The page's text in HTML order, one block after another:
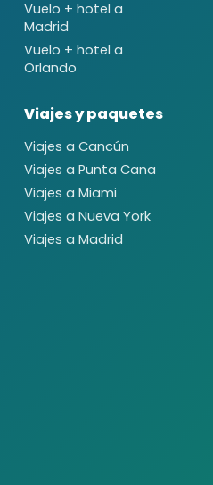
Vuelo + hotel a
Madrid
Vuelo + hotel a
Orlando
Viajes y paquetes
Viajes a Cancún
Viajes a Punta Cana
Viajes a Miami
Viajes a Nueva York
Viajes a Madrid